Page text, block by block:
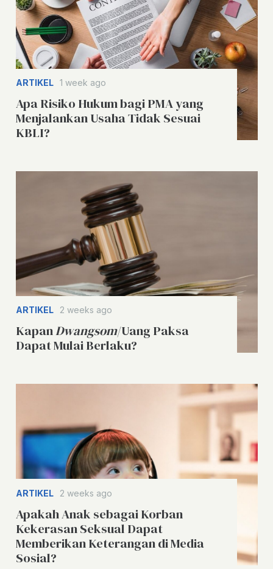
ARTIKEL 1 week ago
Apa Risiko Hukum bagi PMA yang
Menjalankan Usaha Tidak Sesuai
KBLI?
ARTIKEL 2 weeks ago
KapanDwangsom/Uang Paksa
Dapat Mulai Berlaku?
ARTIKEL 2 weeks ago
Apakah Anak sebagai Korban
Kekerasan Seksual Dapat
Memberikan Keterangan di Media
Sosial?